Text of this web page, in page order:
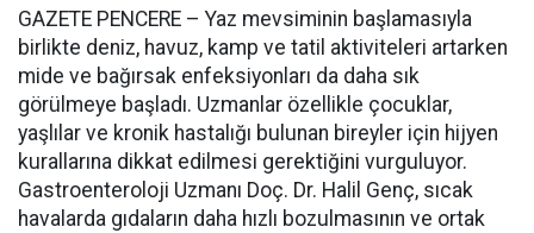
GAZETE PENCERE – Yaz mevsiminin başlamasıyla
birlikte deniz, havuz, kamp ve tatil aktiviteleri artarken
mide ve bağırsak enfeksiyonları da daha sık
görülmeye başladı. Uzmanlar özellikle çocuklar,
yaşlılar ve kronik hastalığı bulunan bireyler için hijyen
kurallarına dikkat edilmesi gerektiğini vurguluyor.
Gastroenteroloji Uzmanı Doç. Dr. Halil Genç, sıcak
havalarda gıdaların daha hızlı bozulmasının ve ortak